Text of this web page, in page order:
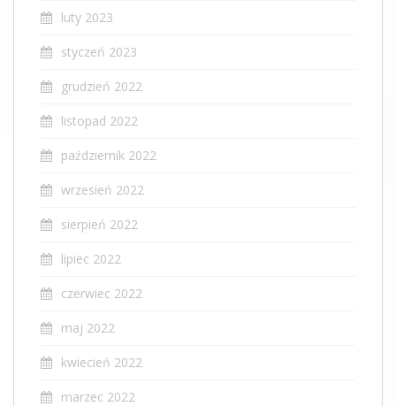
luty 2023
styczeń 2023
grudzień 2022
listopad 2022
październik 2022
wrzesień 2022
sierpień 2022
lipiec 2022
czerwiec 2022
maj 2022
kwiecień 2022
marzec 2022